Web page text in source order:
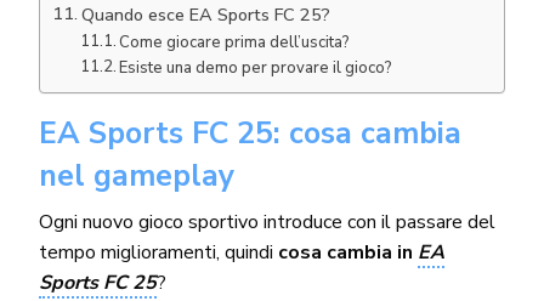
Quando esce EA Sports FC 25?
Come giocare prima dell’uscita?
Esiste una demo per provare il gioco?
EA Sports FC 25: cosa cambia
nel gameplay
Ogni nuovo gioco sportivo introduce con il passare del
tempo miglioramenti, quindi cosa cambia in EA
Sports FC 25?